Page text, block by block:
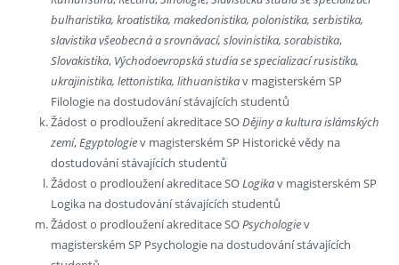
bulharistika, kroatistika, makedonistika, polonistika, serbistika,
slavistika všeobecná a srovnávací, slovinistika, sorabistika,
Slovakistika, Východoevropská studia se specializací rusistika,
ukrajinistika, lettonistika, lithuanistikav magisterském SP
Filologie na dostudování stávajících studentů
Žádost o prodloužení akreditace SODějiny a kultura islámských
zemí,Egyptologiev magisterském SP Historické vědy na
dostudování stávajících studentů
Žádost o prodloužení akreditace SOLogikav magisterském SP
Logika na dostudování stávajících studentů
Žádost o prodloužení akreditace SOPsychologiev
magisterském SP Psychologie na dostudování stávajících